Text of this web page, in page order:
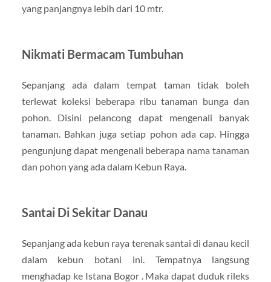
yang panjangnya lebih dari 10 mtr.
Nikmati Bermacam Tumbuhan
Sepanjang ada dalam tempat taman tidak boleh
terlewat koleksi beberapa ribu tanaman bunga dan
pohon. Disini pelancong dapat mengenali banyak
tanaman. Bahkan juga setiap pohon ada cap. Hingga
pengunjung dapat mengenali beberapa nama tanaman
dan pohon yang ada dalam Kebun Raya.
Santai Di Sekitar Danau
Sepanjang ada kebun raya terenak santai di danau kecil
dalam kebun botani ini. Tempatnya langsung
menghadap ke Istana Bogor . Maka dapat duduk rileks